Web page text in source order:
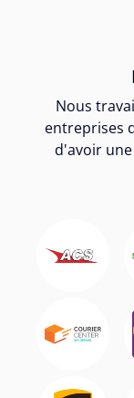
Nous
entreprises
d'avoir